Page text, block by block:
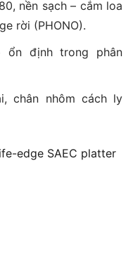
nền sạch – cắm loa
rời (PHONO).
ổn định trong phân
chân nhôm cách ly